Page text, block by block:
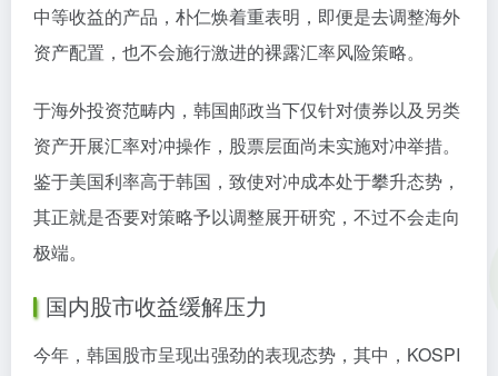
中等收益的产品，朴仁焕着重表明，即便是去调整海外
资产配置，也不会施行激进的裸露汇率风险策略。
于海外投资范畴内，韩国邮政当下仅针对债券以及另类
资产开展汇率对冲操作，股票层面尚未实施对冲举措。
鉴于美国利率高于韩国，致使对冲成本处于攀升态势，
其正就是否要对策略予以调整展开研究，不过不会走向
极端。
国内股市收益缓解压力
今年，韩国股市呈现出强劲的表现态势，其中，KOSPI